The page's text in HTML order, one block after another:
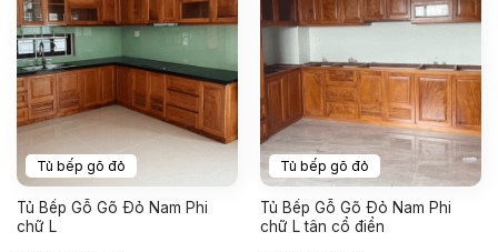
Tủ bếp gõ đỏ
Tủ Bếp Gỗ Gõ Đỏ Nam Phi
chữ L
Tủ bếp gõ đỏ
Tủ Bếp Gỗ Gõ Đỏ Nam Phi
chữ L tân cổ điển